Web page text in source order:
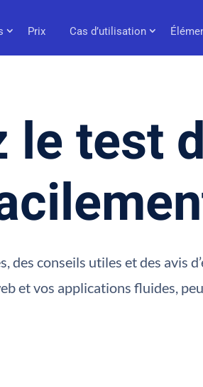
Prix Cas d’utilisation
le test
des conseils utiles et des avis
et vos applications fluides,